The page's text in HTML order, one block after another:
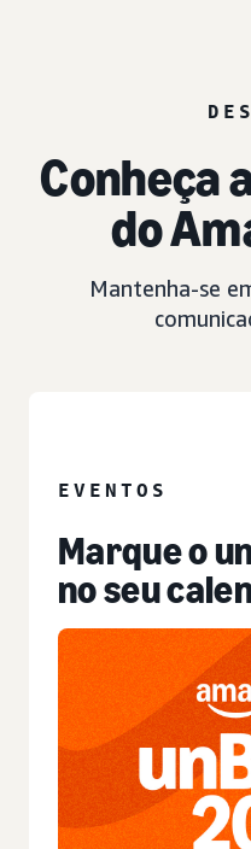
Conheça
do
Mantenha-se
EVENTOS
Marque o
no seu